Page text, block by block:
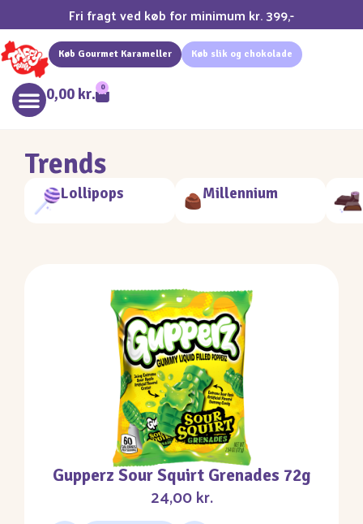
Fri fragt ved køb for minimum kr. 399,-
Køb Gourmet Karameller Køb slik og chokolade
0,00 kr. 0
Trends
Lollipops Millennium
Gupperz Sour Squirt Grenades 72g
24,00kr.